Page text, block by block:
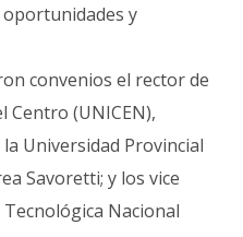
y
convenios el rector de
Centro (UNICEN),
Universidad Provincial
Savoretti; y los vice
Nacional